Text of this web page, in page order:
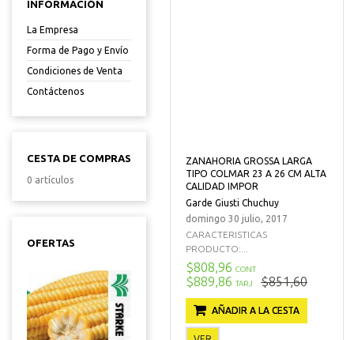
INFORMACIÓN
La Empresa
Forma de Pago y Envío
Condiciones de Venta
Contáctenos
CESTA DE COMPRAS
0 artículos
OFERTAS
ZANAHORIA GROSSA LARGA
TIPO COLMAR 23 A 26 CM ALTA
CALIDAD IMPOR
Garde Giusti Chuchuy
domingo 30 julio, 2017
CARACTERISTICAS
PRODUCTO:...
$808,96 CONT
$889,86 TARJ $851,60
AÑADIR A LA CESTA